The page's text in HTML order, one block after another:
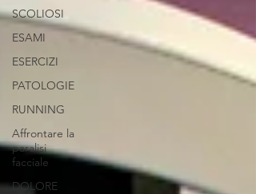
SCOLIOSI
ESAMI
ESERCIZI
PATOLOGIE
RUNNING
Affrontare la
paralisi
facciale
DOLORE